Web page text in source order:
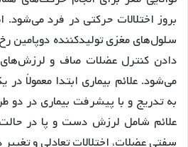
بروز اختلالات حرکتی در فرد
سلول‌های مغزی تولیدکننده
دادن کنترل عضلات صاف و لرزش‌های
می‌شود. علائم بیماری ابتدا معمولاً
به تدریج و با پیشرفت بیماری در
علائم شامل لرزش دست و پا در
سفتی عضلات، اختلالات تعادلی و